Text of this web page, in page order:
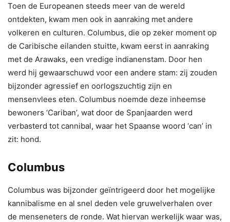
Toen de Europeanen steeds meer van de wereld
ontdekten, kwam men ook in aanraking met andere
volkeren en culturen. Columbus, die op zeker moment op
de Caribische eilanden stuitte, kwam eerst in aanraking
met de Arawaks, een vredige indianenstam. Door hen
werd hij gewaarschuwd voor een andere stam: zij zouden
bijzonder agressief en oorlogszuchtig zijn en
mensenvlees eten. Columbus noemde deze inheemse
bewoners ‘Cariban’, wat door de Spanjaarden werd
verbasterd tot cannibal, waar het Spaanse woord ‘can’ in
zit: hond.
Columbus
Columbus was bijzonder geïntrigeerd door het mogelijke
kannibalisme en al snel deden vele gruwelverhalen over
de menseneters de ronde. Wat hiervan werkelijk waar was,